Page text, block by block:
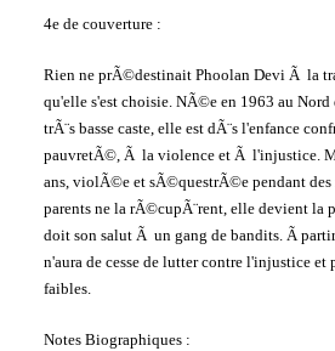
4e de couverture :
Rien ne prÃ©destinait Phoolan Devi Ã la
qu'elle s'est choisie. NÃ©e en 1963 au Nord
trÃ¨s basse caste, elle est dÃ¨s l'enfance
pauvretÃ©, Ã la violence et Ã l'injustice.
ans, violÃ©e et sÃ©questrÃ©e pendant des
parents ne la rÃ©cupÃ¨rent, elle devient la
doit son salut Ã un gang de bandits. Ã
n'aura de cesse de lutter contre l'injustice
faibles.
Notes Biographiques :